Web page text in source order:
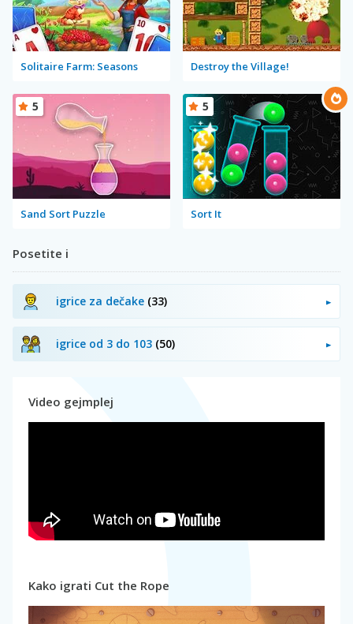
Solitaire Farm: Seasons Destroy the Village!
Sand Sort Puzzle
5
Sort It
5
Posetite i
igrice za dečake (33)
igrice od 3 do 103 (50)
Video gejmplej
Kako igrati Cut the Rope